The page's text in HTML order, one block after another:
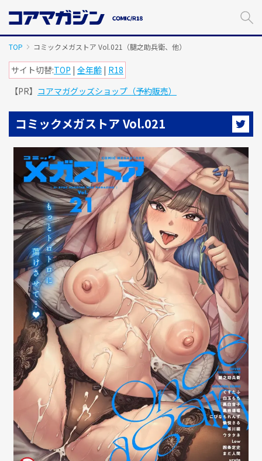
TOP コミックメガストア Vol.021（腿之助兵衛、他）
サイト切替:TOP | 全年齢 | R18
【PR】 コアマガグッズショップ（予約販売）
コミックメガストア Vol.021